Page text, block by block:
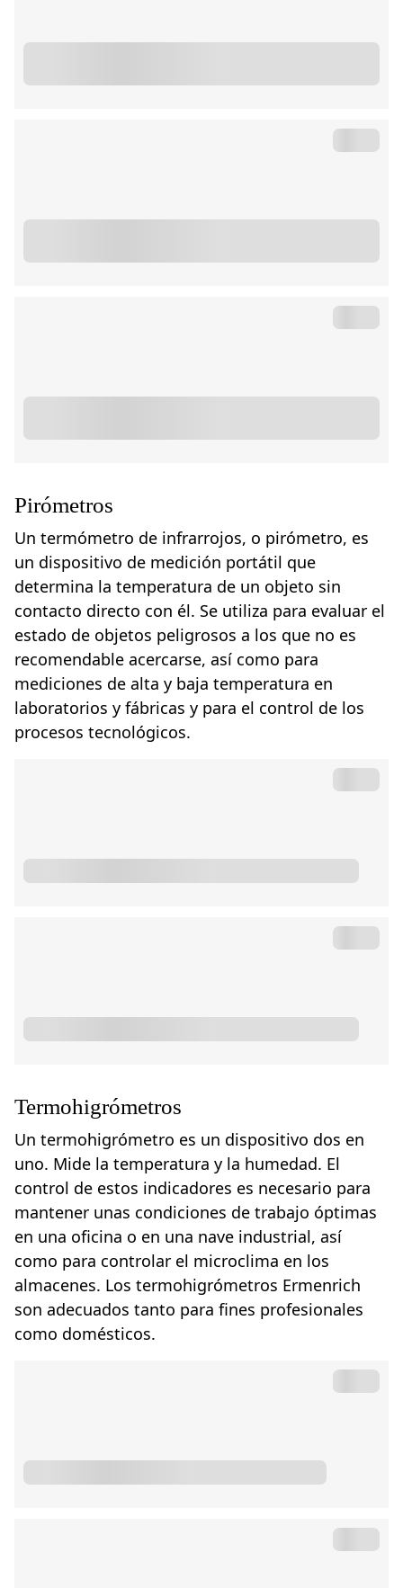
Pirómetros
Un termómetro de infrarrojos, o pirómetro, es
un dispositivo de medición portátil que
determina la temperatura de un objeto sin
contacto directo con él. Se utiliza para evaluar el
estado de objetos peligrosos a los que no es
recomendable acercarse, así como para
mediciones de alta y baja temperatura en
laboratorios y fábricas y para el control de los
procesos tecnológicos.
Termohigrómetros
Un termohigrómetro es un dispositivo dos en
uno. Mide la temperatura y la humedad. El
control de estos indicadores es necesario para
mantener unas condiciones de trabajo óptimas
en una oficina o en una nave industrial, así
como para controlar el microclima en los
almacenes. Los termohigrómetros Ermenrich
son adecuados tanto para fines profesionales
como domésticos.